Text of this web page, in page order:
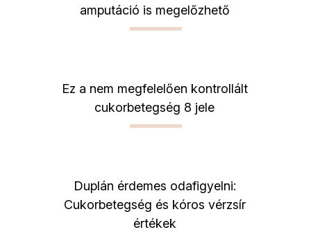
amputáció is megelőzhető
Ez a nem megfelelően kontrollált
cukorbetegség 8 jele
Duplán érdemes odafigyelni:
Cukorbetegség és kóros vérzsír
értékek